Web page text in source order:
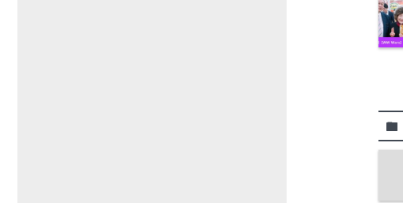
folder